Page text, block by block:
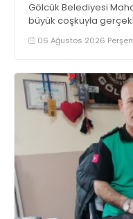
Gölcük Belediyesi
büyük coşkuyla
06 Ağustos 2026